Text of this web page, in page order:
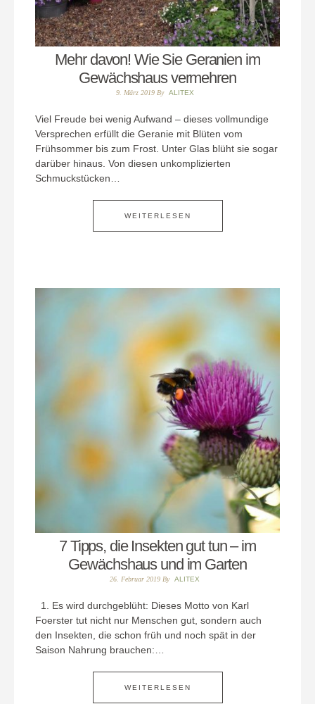
Mehr davon! Wie Sie Geranien im
Gewächshaus vermehren
9. März 2019By ALITEX
Viel Freude bei wenig Aufwand – dieses vollmundige
Versprechen erfüllt die Geranie mit Blüten vom
Frühsommer bis zum Frost. Unter Glas blüht sie sogar
darüber hinaus. Von diesen unkomplizierten
Schmuckstücken…
WEITERLESEN
7 Tipps, die Insekten gut tun – im
Gewächshaus und im Garten
26. Februar 2019 By ALITEX
1. Es wird durchgeblüht: Dieses Motto von Karl
Foerster tut nicht nur Menschen gut, sondern auch
den Insekten, die schon früh und noch spät in der
Saison Nahrung brauchen:…
WEITERLESEN